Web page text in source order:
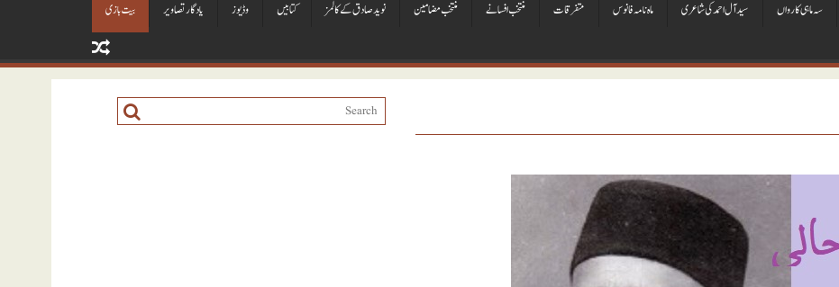
سہ ماہی کارواں سيد آل احمد کی شاعری ماہ نامہ فانوس متفرقات منتخب افسانے منتخب مضامين نويد صادق کے کالمز کتابيں وڈيوز يادگار تصاوير بیت بازی